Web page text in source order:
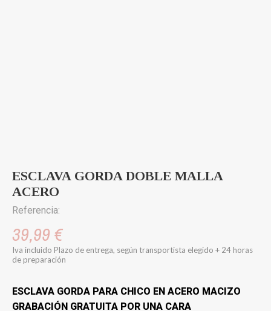
ESCLAVA GORDA DOBLE MALLA
ACERO
Referencia:
39,99 €
Iva incluido Plazo de entrega, según transportista elegido + 24 horas
de preparación
ESCLAVA GORDA PARA CHICO EN ACERO MACIZO
GRABACIÓN GRATUITA POR UNA CARA